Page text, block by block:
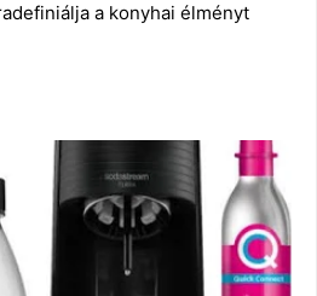
a konyhai élményt